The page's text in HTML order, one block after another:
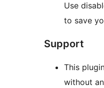
Use
to save
Support
This
without